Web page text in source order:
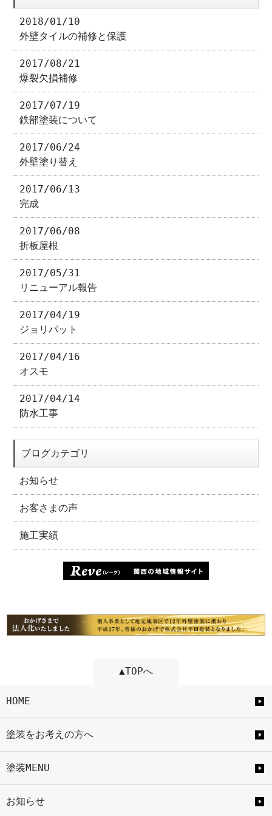
2018/01/10
外壁タイルの補修と保護
2017/08/21
爆裂欠損補修
2017/07/19
鉄部塗装について
2017/06/24
外壁塗り替え
2017/06/13
完成
2017/06/08
折板屋根
2017/05/31
リニューアル報告
2017/04/19
ジョリパット
2017/04/16
オスモ
2017/04/14
防水工事
ブログカテゴリ
お知らせ
お客さまの声
施工実績
▲TOPへ
HOME
塗装をお考えの方へ
塗装MENU
お知らせ